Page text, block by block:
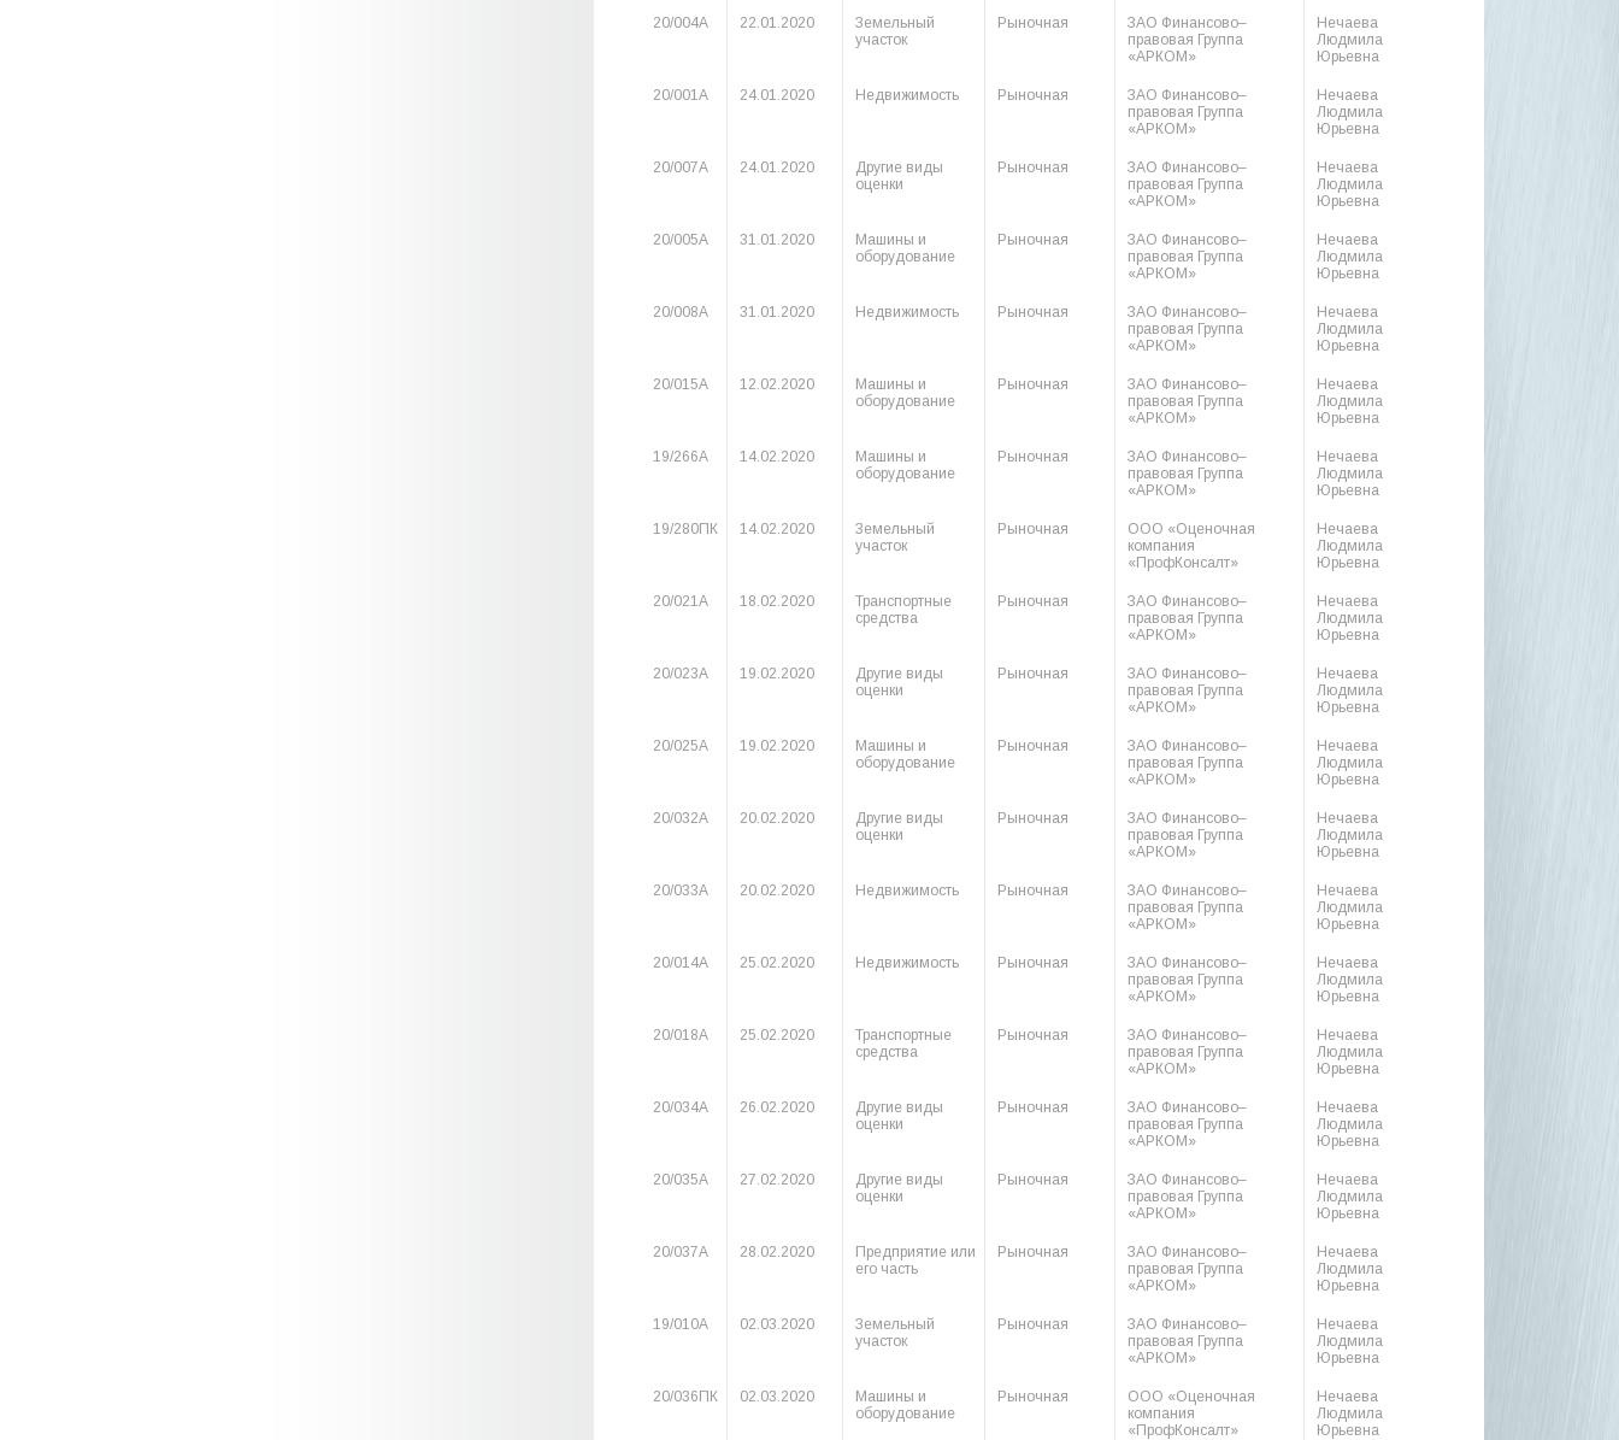
20/004А 22.01.2020
Земельный
участок
Рыночная
ЗАО Финансово–
правовая Группа
«АРКОМ»
Нечаева
Людмила
Юрьевна
20/001А 24.01.2020 Недвижимость Рыночная
ЗАО Финансово–
правовая Группа
«АРКОМ»
Нечаева
Людмила
Юрьевна
20/007А 24.01.2020
Другие виды
оценки
Рыночная
ЗАО Финансово–
правовая Группа
«АРКОМ»
Нечаева
Людмила
Юрьевна
20/005А 31.01.2020
Машины и
оборудование
Рыночная
ЗАО Финансово–
правовая Группа
«АРКОМ»
Нечаева
Людмила
Юрьевна
20/008А 31.01.2020 Недвижимость Рыночная
ЗАО Финансово–
правовая Группа
«АРКОМ»
Нечаева
Людмила
Юрьевна
20/015А 12.02.2020
Машины и
оборудование
Рыночная
ЗАО Финансово–
правовая Группа
«АРКОМ»
Нечаева
Людмила
Юрьевна
19/266А 14.02.2020
Машины и
оборудование
Рыночная
ЗАО Финансово–
правовая Группа
«АРКОМ»
Нечаева
Людмила
Юрьевна
19/280ПК 14.02.2020
Земельный
участок
Рыночная
ООО «Оценочная
компания
«ПрофКонсалт»
Нечаева
Людмила
Юрьевна
20/021А 18.02.2020
Транспортные
средства
Рыночная
ЗАО Финансово–
правовая Группа
«АРКОМ»
Нечаева
Людмила
Юрьевна
20/023А 19.02.2020
Другие виды
оценки
Рыночная
ЗАО Финансово–
правовая Группа
«АРКОМ»
Нечаева
Людмила
Юрьевна
20/025А 19.02.2020
Машины и
оборудование
Рыночная
ЗАО Финансово–
правовая Группа
«АРКОМ»
Нечаева
Людмила
Юрьевна
20/032А 20.02.2020
Другие виды
оценки
Рыночная
ЗАО Финансово–
правовая Группа
«АРКОМ»
Нечаева
Людмила
Юрьевна
20/033А 20.02.2020 Недвижимость Рыночная
ЗАО Финансово–
правовая Группа
«АРКОМ»
Нечаева
Людмила
Юрьевна
20/014А 25.02.2020 Недвижимость Рыночная
ЗАО Финансово–
правовая Группа
«АРКОМ»
Нечаева
Людмила
Юрьевна
20/018А 25.02.2020
Транспортные
средства
Рыночная
ЗАО Финансово–
правовая Группа
«АРКОМ»
Нечаева
Людмила
Юрьевна
20/034А 26.02.2020
Другие виды
оценки
Рыночная
ЗАО Финансово–
правовая Группа
«АРКОМ»
Нечаева
Людмила
Юрьевна
20/035А 27.02.2020
Другие виды
оценки
Рыночная
ЗАО Финансово–
правовая Группа
«АРКОМ»
Нечаева
Людмила
Юрьевна
20/037А 28.02.2020
Предприятие или
его часть
Рыночная
ЗАО Финансово–
правовая Группа
«АРКОМ»
Нечаева
Людмила
Юрьевна
19/010А 02.03.2020
Земельный
участок
Рыночная
ЗАО Финансово–
правовая Группа
«АРКОМ»
Нечаева
Людмила
Юрьевна
20/036ПК 02.03.2020
Машины и
оборудование
Рыночная
ООО «Оценочная
компания
«ПрофКонсалт»
Нечаева
Людмила
Юрьевна